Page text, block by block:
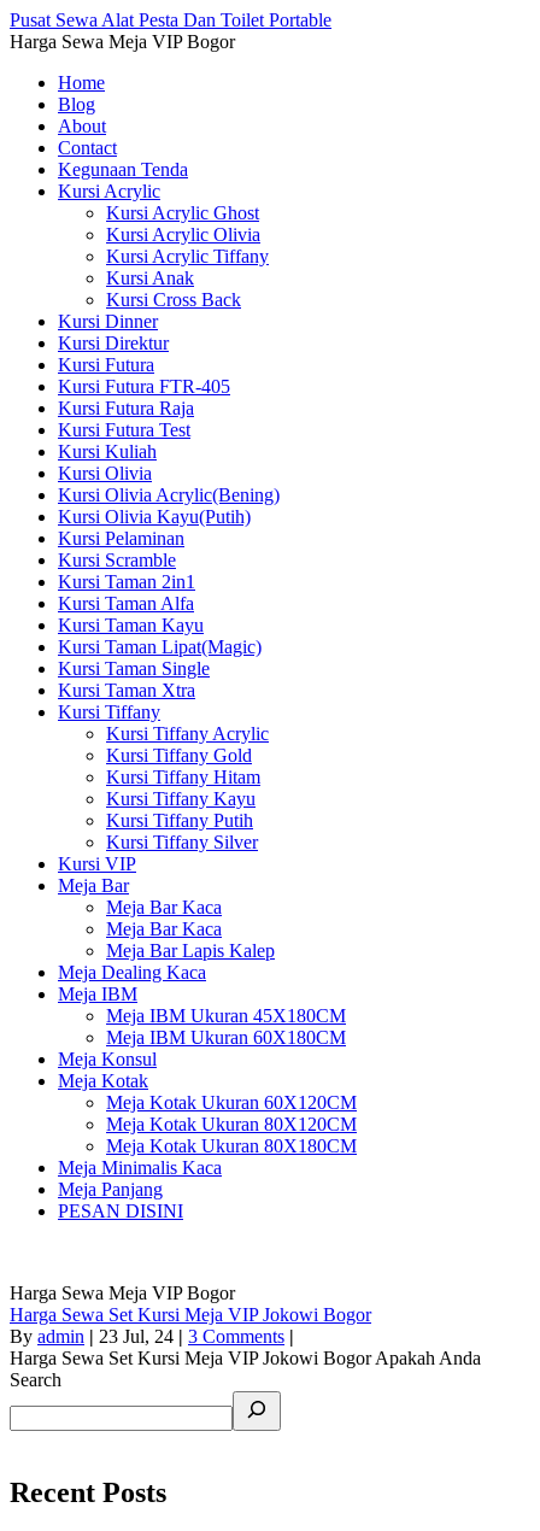
Pusat Sewa Alat Pesta Dan Toilet Portable
Harga Sewa Meja VIP Bogor
Home
Blog
About
Contact
Kegunaan Tenda
Kursi Acrylic
Kursi Acrylic Ghost
Kursi Acrylic Olivia
Kursi Acrylic Tiffany
Kursi Anak
Kursi Cross Back
Kursi Dinner
Kursi Direktur
Kursi Futura
Kursi Futura FTR-405
Kursi Futura Raja
Kursi Futura Test
Kursi Kuliah
Kursi Olivia
Kursi Olivia Acrylic(Bening)
Kursi Olivia Kayu(Putih)
Kursi Pelaminan
Kursi Scramble
Kursi Taman 2in1
Kursi Taman Alfa
Kursi Taman Kayu
Kursi Taman Lipat(Magic)
Kursi Taman Single
Kursi Taman Xtra
Kursi Tiffany
Kursi Tiffany Acrylic
Kursi Tiffany Gold
Kursi Tiffany Hitam
Kursi Tiffany Kayu
Kursi Tiffany Putih
Kursi Tiffany Silver
Kursi VIP
Meja Bar
Meja Bar Kaca
Meja Bar Kaca
Meja Bar Lapis Kalep
Meja Dealing Kaca
Meja IBM
Meja IBM Ukuran 45X180CM
Meja IBM Ukuran 60X180CM
Meja Konsul
Meja Kotak
Meja Kotak Ukuran 60X120CM
Meja Kotak Ukuran 80X120CM
Meja Kotak Ukuran 80X180CM
Meja Minimalis Kaca
Meja Panjang
PESAN DISINI
Harga Sewa Meja VIP Bogor
Harga Sewa Set Kursi Meja VIP Jokowi Bogor
By admin | 23 Jul, 24 | 3 Comments |
Harga Sewa Set Kursi Meja VIP Jokowi Bogor Apakah Anda
Search
Recent Posts